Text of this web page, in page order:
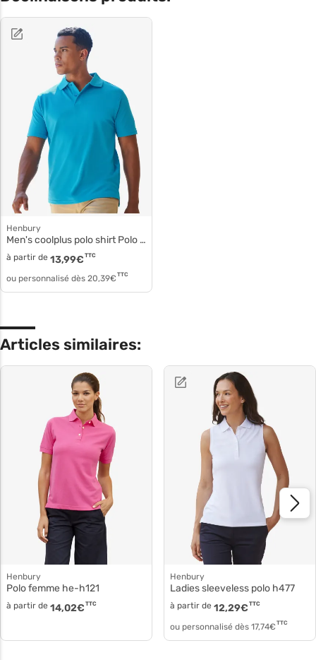
Henbury
Men's coolplus polo shirt Polo polyester micro piqué h475
à partir de 13,99€ TTC
ou personnalisé dès 20,39€ TTC
Articles similaires:
Henbury
Polo femme he-h121
à partir de 14,02€ TTC
Henbury
Ladies sleeveless polo h477
à partir de 12,29€ TTC
ou personnalisé dès 17,74€ TTC